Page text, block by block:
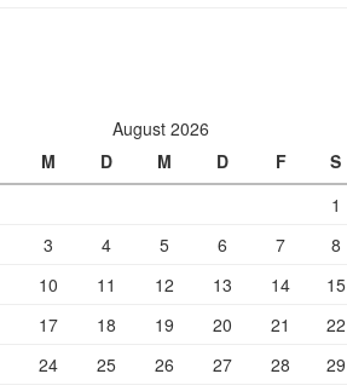
August 2026
M D M D F
S
1
3 4 5 6 7
8
10 11 12 13 14
15
17 18 19 20 21
22
24 25 26 27 28
29